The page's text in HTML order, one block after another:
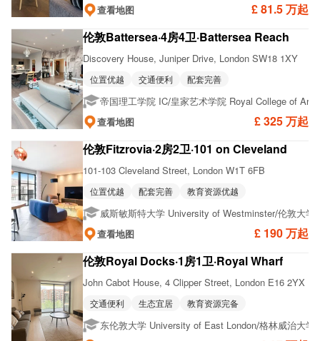
£ 81.5 万起
查看地图
伦敦Battersea·4房4卫·Battersea Reach
£ 325 万起
Discovery House, Juniper Drive, London SW18 1XY
位置优越 交通便利 配套完善
帝国理工学院 IC/皇家艺术学院 Royal College of Art
查看地图
伦敦Fitzrovia·2房2卫·101 on Cleveland
£ 190 万起
101-103 Cleveland Street, London W1T 6FB
位置优越 配套完善 教育资源优越
威斯敏斯特大学 University of Westminster/伦敦大学
查看地图
伦敦Royal Docks·1房1卫·Royal Wharf
John Cabot House, 4 Clipper Street, London E16 2YX
交通便利 生态宜居 教育资源完备
东伦敦大学 University of East London/格林威治大学